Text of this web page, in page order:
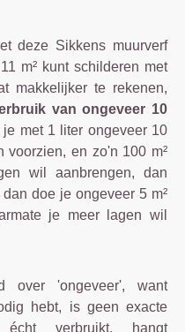
deze Sikkens muurverf
m² kunt schilderen met
makkelijker te rekenen,
van ongeveer 10
met 1 liter ongeveer 10
voorzien, en zo'n 100 m²
wil aanbrengen, dan
doe je ongeveer 5 m²
je meer lagen wil
over 'ongeveer', want
hebt, is geen exacte
verbruikt, hangt